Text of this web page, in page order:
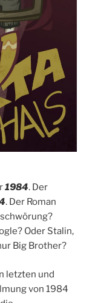
1984. Der
. Der Roman
Oder Stalin,
Big Brother?
letzten und
von 1984